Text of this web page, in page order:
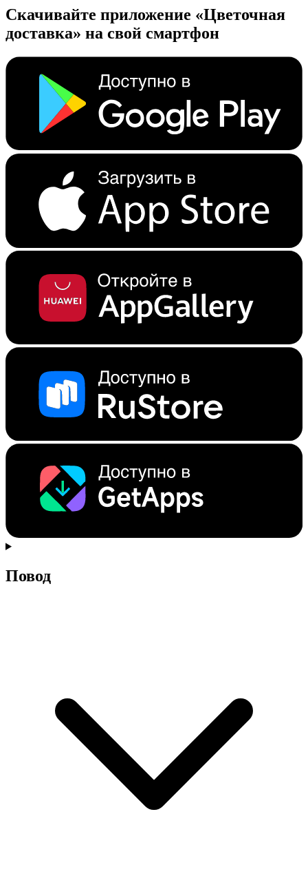
Скачивайте приложение «Цветочная
доставка» на свой смартфон
Повод